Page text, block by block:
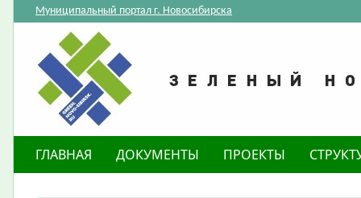
Муниципальный портал г. Новосибирска
ГЛАВНАЯ ДОКУМЕНТЫ ПРОЕКТЫ